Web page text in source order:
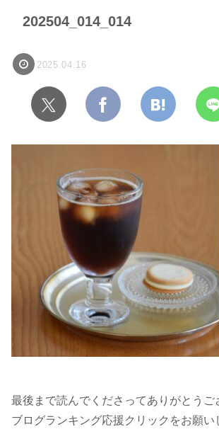
202504_014_014
2025.04.16
最後まで読んでくださってありがとうご
ブログランキング応援クリックをお願い